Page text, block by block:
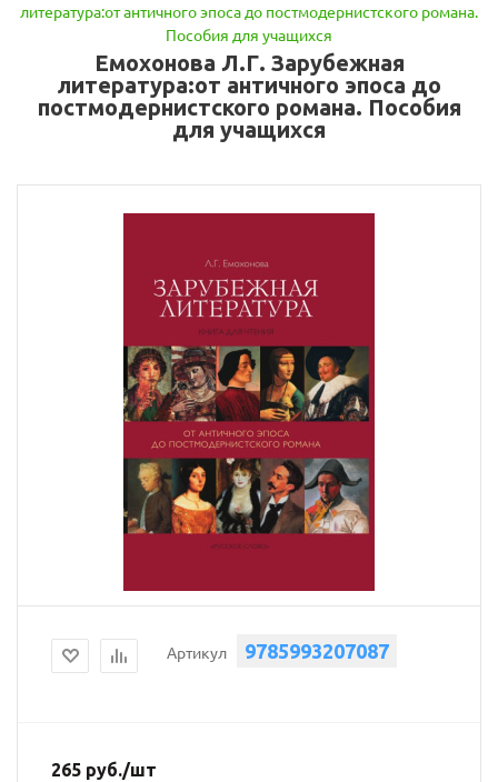
литература:от античного эпоса до постмодернистского романа.
Пособия для учащихся
Емохонова Л.Г. Зарубежная
литература:от античного эпоса до
постмодернистского романа. Пособия
для учащихся
Артикул 9785993207087
265 руб./шт